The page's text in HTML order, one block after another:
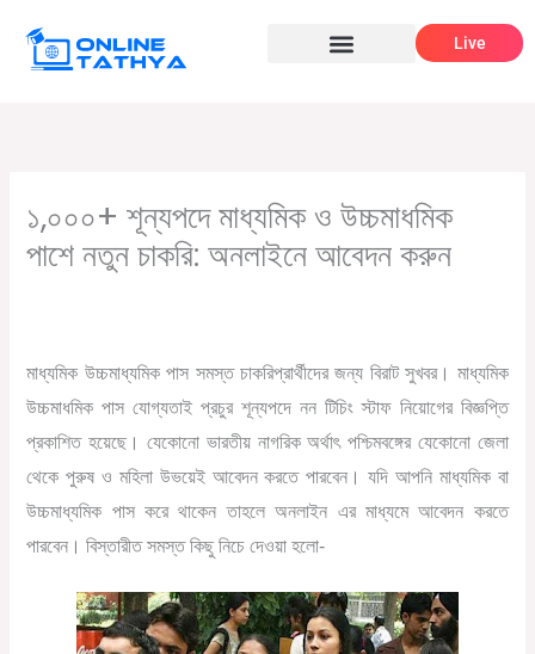
Live
১,০০০+ শূন্যপদে মাধ্যমিক ও উচ্চমাধমিক
পাশে নতুন চাকরি: অনলাইনে আবেদন করুন
মাধ্যমিক উচ্চমাধ্যমিক পাস সমস্ত চাকরিপ্রার্থীদের জন্য বিরাট সুখবর। মাধ্যমিক
উচ্চমাধমিক পাস যোগ্যতাই প্রচুর শূন্যপদে নন টিচিং স্টাফ নিয়োগের বিজ্ঞপ্তি
প্রকাশিত হয়েছে। যেকোনো ভারতীয় নাগরিক অর্থাৎ পশ্চিমবঙ্গের যেকোনো জেলা
থেকে পুরুষ ও মহিলা উভয়েই আবেদন করতে পারবেন। যদি আপনি মাধ্যমিক বা
উচ্চমাধ্যমিক পাস করে থাকেন তাহলে অনলাইন এর মাধ্যমে আবেদন করতে
পারবেন। বিস্তারীত সমস্ত কিছু নিচে দেওয়া হলো-